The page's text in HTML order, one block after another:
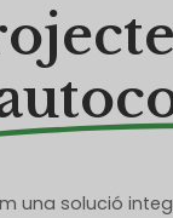
una solució